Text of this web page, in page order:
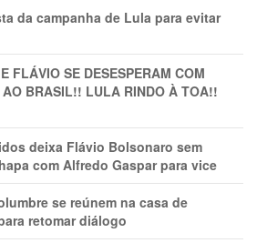
da campanha de Lula para evitar
FLÁVIO SE DESESPERAM COM
AO BRASIL!! LULA RINDO À TOA!!
deixa Flávio Bolsonaro sem
com Alfredo Gaspar para vice
se reúnem na casa de
retomar diálogo